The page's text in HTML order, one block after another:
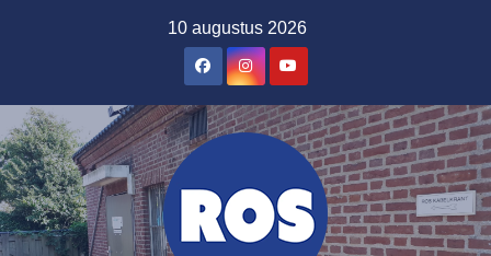
inhoud
10 augustus 2026